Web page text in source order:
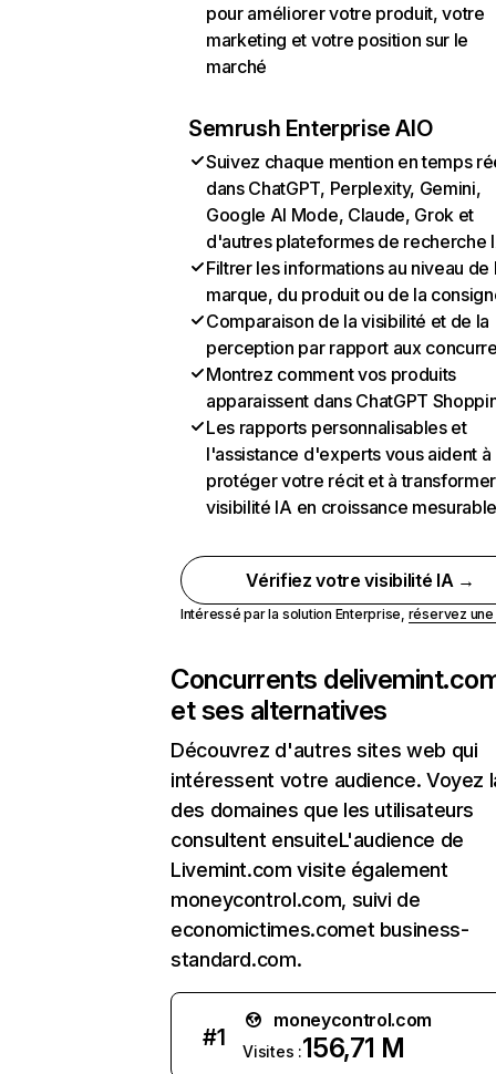
pour améliorer votre produit, votre
marketing et votre position sur le
marché
Semrush Enterprise AIO
Suivez chaque mention en temps
dans ChatGPT, Perplexity, Gemini,
Google AI Mode, Claude, Grok et
d'autres plateformes de recherche
Filtrer les informations au niveau de
marque, du produit ou de la
Comparaison de la visibilité et de la
perception par rapport aux
Montrez comment vos produits
apparaissent dans ChatGPT
Les rapports personnalisables et
l'assistance d'experts vous aident à
protéger votre récit et à
visibilité IA en croissance
Vérifiez votre visibilité IA →
Intéressé par la solution Enterprise, réservez
Concurrents de
et ses alternatives
Découvrez d'autres sites web qui
intéressent votre audience. Voyez
des domaines que les utilisateurs
consultent ensuiteL'audience de
Livemint.com visite également
moneycontrol.com, suivi de
economictimes.comet business-
standard.com.
#1
moneycontrol.com
Visites :156,71 M